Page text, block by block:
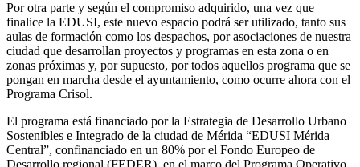
Por otra parte y según el compromiso adquirido, una vez que
finalice la EDUSI, este nuevo espacio podrá ser utilizado, tanto sus
aulas de formación como los despachos, por asociaciones de nuestra
ciudad que desarrollan proyectos y programas en esta zona o en
zonas próximas y, por supuesto, por todos aquellos programa que se
pongan en marcha desde el ayuntamiento, como ocurre ahora con el
Programa Crisol.
El programa está financiado por la Estrategia de Desarrollo Urbano
Sostenibles e Integrado de la ciudad de Mérida “EDUSI Mérida
Central”, confinanciado en un 80% por el Fondo Europeo de